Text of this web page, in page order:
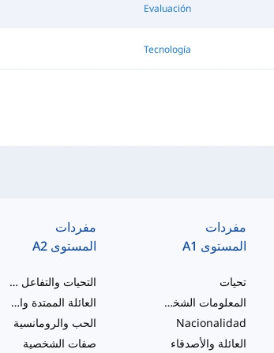
Evaluación
Tecnología
مفردات
المستوى A1
تحيات
المعلومات الشخصية والوصف العام
Nacionalidad
العائلة والأصدقاء
مفردات
المستوى A2
التحيات والتفاعل الاجتماعي
العائلة الممتدة والمعارف
الحب والرومانسية
صفات الشخصية